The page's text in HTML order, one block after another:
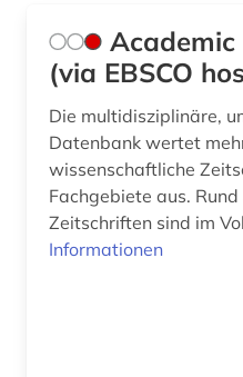
bildungswesen (8)
bildungökonomie (1)
biographie (3)
biographistik (1)
Academic
(via EBSCO
Die multidisziplinäre,
Datenbank wertet
wissenschaftliche
Fachgebiete aus.
Zeitschriften sind im
Informationen